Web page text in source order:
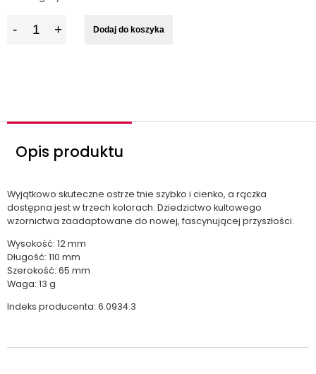
Dodaj do koszyka
Opis produktu
Wyjątkowo skuteczne ostrze tnie szybko i cienko, a rączka
dostępna jest w trzech kolorach. Dziedzictwo kultowego
wzornictwa zaadaptowane do nowej, fascynującej przyszłości.
Wysokość: 12 mm
Długość: 110 mm
Szerokość: 65 mm
Waga: 13 g
Indeks producenta: 6.0934.3